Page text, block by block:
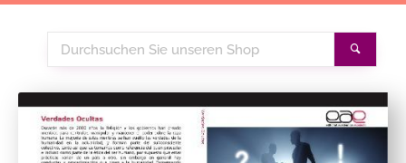
Durchsuchen
Sie
Shop